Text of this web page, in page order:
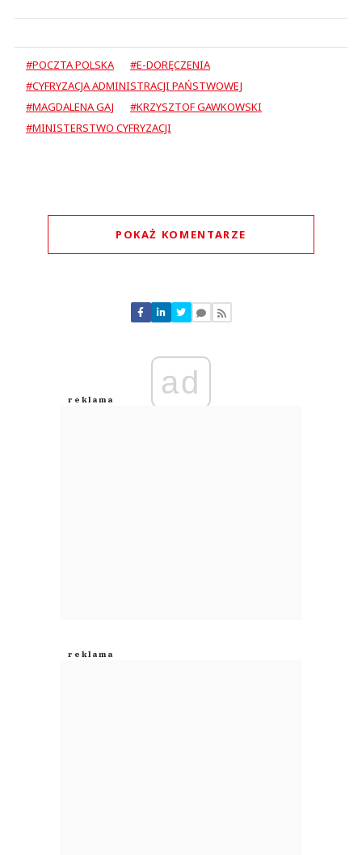
#POCZTA POLSKA
#E-DORĘCZENIA
#CYFRYZACJA ADMINISTRACJI PAŃSTWOWEJ
#MAGDALENA GAJ
#KRZYSZTOF GAWKOWSKI
#MINISTERSTWO CYFRYZACJI
POKAŻ KOMENTARZE
Margo
05.08.2026 / 23:46
ad